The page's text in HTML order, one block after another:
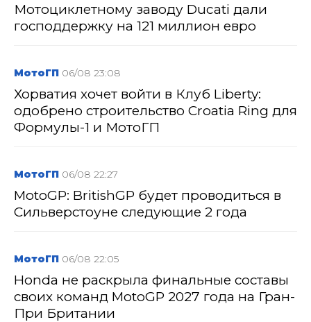
Мотоциклетному заводу Ducati дали
господдержку на 121 миллион евро
МотоГП 06/08 23:08
Хорватия хочет войти в Клуб Liberty:
одобрено строительство Croatia Ring для
Формулы-1 и МотоГП
МотоГП 06/08 22:27
MotoGP: BritishGP будет проводиться в
Сильверстоуне следующие 2 года
МотоГП 06/08 22:05
Honda не раскрыла финальные составы
своих команд MotoGP 2027 года на Гран-
При Британии